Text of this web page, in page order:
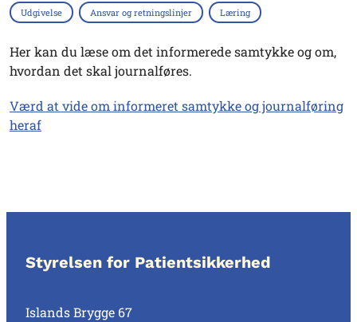
Udgivelse Ansvar og retningslinjer Læring
Her kan du læse om det informerede samtykke og om,
hvordan det skal journalføres.
Værd at vide om informeret samtykke og journalføring
heraf
Styrelsen for Patientsikkerhed
Islands Brygge 67